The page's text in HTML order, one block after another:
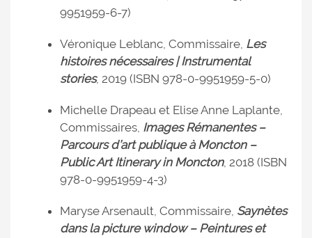
9951959-6-7)
Véronique Leblanc, Commissaire, Les
histoires nécessaires | Instrumental
stories, 2019 (ISBN 978-0-9951959-5-0)
Michelle Drapeau et Elise Anne Laplante,
Commissaires, Images Rémanentes –
Parcours d’art publique à Moncton –
Public Art Itinerary in Moncton, 2018 (ISBN
978-0-9951959-4-3)
Maryse Arsenault, Commissaire, Saynètes
dans la picture window – Peintures et